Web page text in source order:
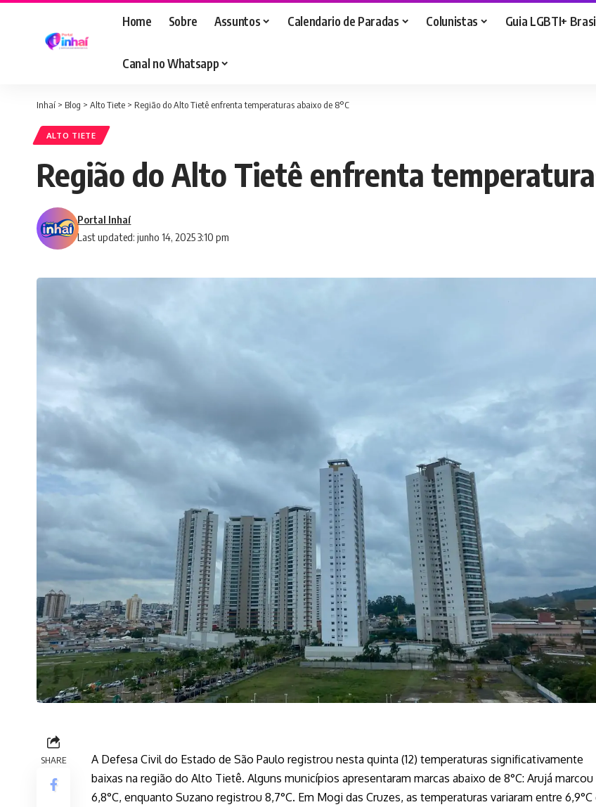
Home Sobre Assuntos Calendario de Paradas Colunistas Guia LGBTI+
Canal no Whatsapp
Inhaí > Blog > Alto Tiete > Região do Alto Tietê enfrenta temperaturas abaixo de 8°C
ALTO TIETE
Região do Alto Tietê enfrenta
Last updated: junho 14, 2025 3:10 pm
Portal Inhaí
SHARE
A Defesa Civil do Estado de São Paulo registrou nesta quinta (12) temperaturas significativamente
baixas na região do Alto Tietê. Alguns municípios apresentaram marcas abaixo de 8°C: Arujá marcou
6,8°C, enquanto Suzano registrou 8,7°C. Em Mogi das Cruzes, as temperaturas variaram entre 6,9°C